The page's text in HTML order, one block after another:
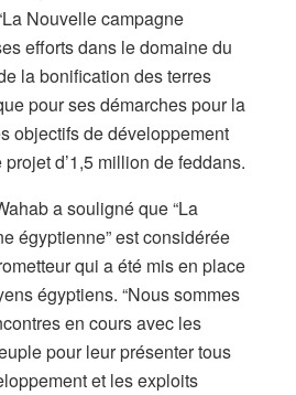
Nouvelle campagne
efforts dans le domaine du
la bonification des terres
pour ses démarches pour la
objectifs de développement
d’1,5 million de feddans.
a souligné que “La
égyptienne” est considérée
qui a été mis en place
égyptiens. “Nous sommes
en cours avec les
pour leur présenter tous
et les exploits